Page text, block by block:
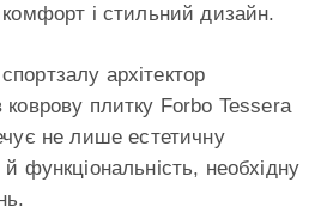
і стильний дизайн.
архітектор
плитку Forbo Tessera
не лише естетичну
функціональність, необхідну